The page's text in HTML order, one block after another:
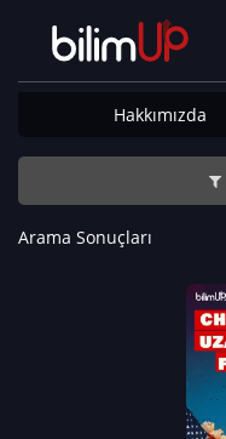
Hakkımızda
Arama Sonuçları